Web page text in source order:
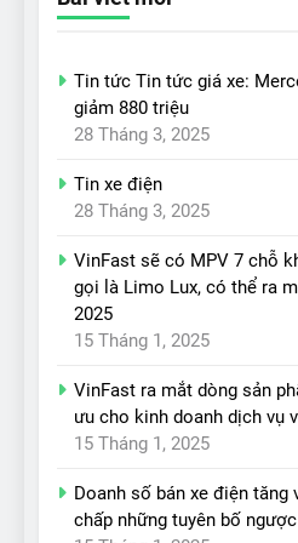
Tin tức Tin tức giá xe:
giảm 880 triệu
28 Tháng 3, 2025
Tin xe điện
28 Tháng 3, 2025
VinFast sẽ có MPV 7 chỗ
gọi là Limo Lux, có thể ra
2025
15 Tháng 1, 2025
VinFast ra mắt dòng sản
ưu cho kinh doanh dịch vụ
15 Tháng 1, 2025
Doanh số bán xe điện tăng
chấp những tuyên bố